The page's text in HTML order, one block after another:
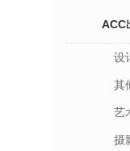
ACC
设
其
艺
摄